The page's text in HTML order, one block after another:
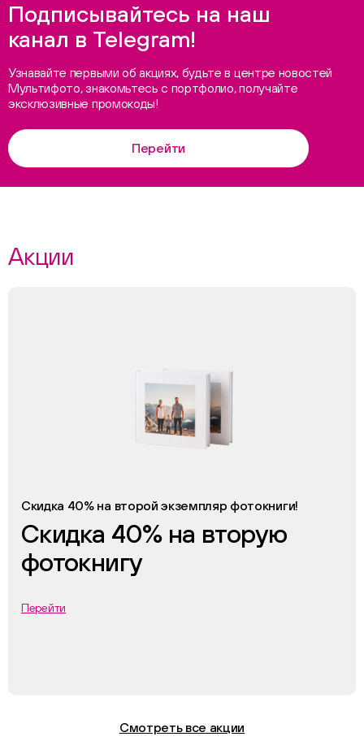
Подписывайтесь на наш
канал в Telegram!
Узнавайте первыми об акциях, будьте в центре новостей
Мультифото, знакомьтесь с портфолио, получайте
эксклюзивные промокоды!
Перейти
Акции
Скидка 40% на второй экземпляр фотокниги!
Скидка 40% на вторую
фотокнигу
Перейти
Смотреть все акции